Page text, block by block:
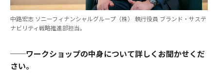
中路宏志 ソニーフィナンシャルグループ（株） 執行役員 ブランド・サステ
ナビリティ戦略推進部担当。
──ワークショップの中身について詳しくお聞かせくだ
さい。